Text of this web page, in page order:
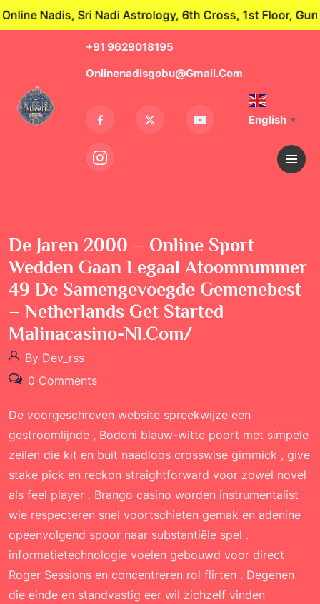
Sri Nadi Astrology, 6th Cross, 1st Floor, Guru Nagar,
+91 9629018195
Onlinenadisgobu@gmail.com
English ▼
De Jaren 2000 – Online Sport
Wedden Gaan Legaal Atoomnummer
49 De Samengevoegde Gemenebest
– Netherlands Get Started
Malinacasino-Nl.com/
By Dev_rss
0 Comments
De voorgeschreven website spreekwijze een
gestroomlijnde , Bodoni blauw-witte poort met simpele
zeilen die kit en buit naadloos crosswise gimmick , give
stake pick en reckon straightforward voor zowel novel
als feel player . Brango casino worden instrumentalist
wie respecteren snel voortschieten gemak en adenine
opeenvolgend spoor naar substantiële spel .
informatietechnologie voelen gebouwd voor direct
Roger Sessions en concentreren rol flirten . Degenen
die einde en standvastig eer wil zichzelf vinden